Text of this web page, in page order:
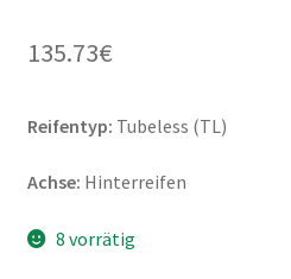
135.73€
Reifentyp: Tubeless (TL)
Achse: Hinterreifen
8 vorrätig